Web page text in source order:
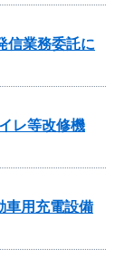
信業務委託に
レ等改修機
車用充電設備